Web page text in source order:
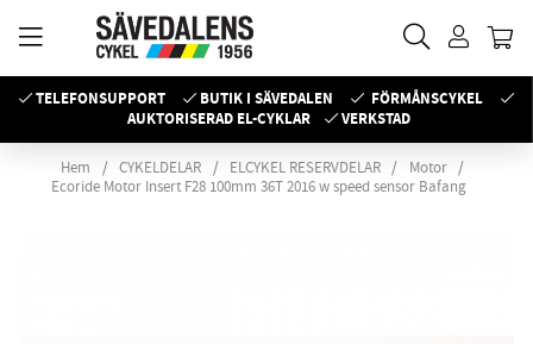
TELEFONSUPPORT BUTIK I SÄVEDALEN
FÖRMÅNSCYKEL
AUKTORISERAD EL-CYKLAR
VERKSTAD
Hem CYKELDELAR ELCYKEL RESERVDELAR
Motor
Ecoride Motor Insert F28 100mm 36T 2016 w speed sensor Bafang